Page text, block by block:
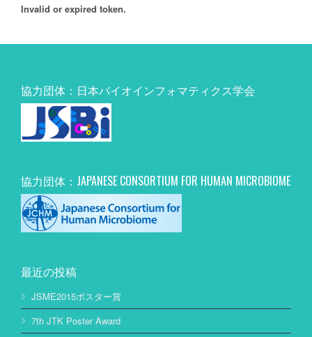
Invalid or expired token.
協力団体：日本バイオインフォマティクス学会
協力団体：JAPANESE CONSORTIUM FOR HUMAN MICROBIOME
最近の投稿
JSME2015ポスター賞
7th JTK Poster Award